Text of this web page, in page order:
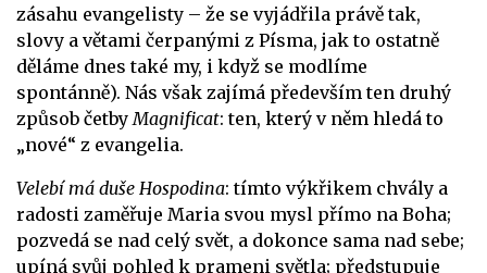
zásahu evangelisty – že se vyjádřila právě tak,
slovy a větami čerpanými z Písma, jak to ostatně
děláme dnes také my, i když se modlíme
spontánně). Nás však zajímá především ten druhý
způsob četby Magnificat: ten, který v něm hledá to
„nové“ z evangelia.
Velebí má duše Hospodina: tímto výkřikem chvály a
radosti zaměřuje Maria svou mysl přímo na Boha;
pozvedá se nad celý svět, a dokonce sama nad sebe;
upíná svůj pohled k prameni světla; předstupuje